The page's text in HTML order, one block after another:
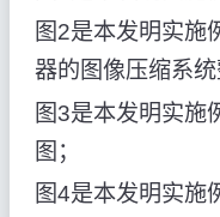
图2是本发明实施
器的图像压缩系统
图3是本发明实施
图；
图4是本发明实施